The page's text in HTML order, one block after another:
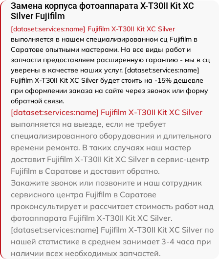
Замена корпуса фотоаппарата X-T30II Kit XC
Silver Fujifilm
[dataset:services:name] Fujifilm X-T30II Kit XC Silver
выполняется в нашем специализированном сц Fujifilm в
Саратове опытными мастерами. На все виды работ и
запчасти предоставляем расширенную гарантию - мы в сц
уверены в качестве наших услуг. [dataset:services:name]
Fujifilm X-T30II Kit XC Silver будет стоить на -15% дешевле
при оформлении заказа на сайте через звонок или форму
обратной связи.
[dataset:services:name] Fujifilm X-T30II Kit XC Silver
выполняется на выезде, если не требует
специализированного оборудования и длительного
времени ремонта. В таких случаях наш мастер
доставит Fujifilm X-T30II Kit XC Silver в сервис-центр
Fujifilm в Саратове и доставит обратно.
Закажите звонок или позвоните и наш сотрудник
сервисного центра Fujifilm в Саратове
проконсультирует и рассчитает стоимость работ над
фотоаппарата Fujifilm X-T30II Kit XC Silver.
[dataset:services:name] Fujifilm X-T30II Kit XC Silver по
нашей статистике в среднем занимает 3-4 часа при
наличии всех необходимых запчастей.